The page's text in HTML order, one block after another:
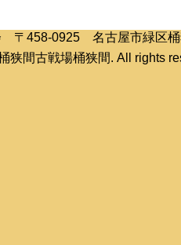
〒458-0925 名古屋市緑区
狭間古戦場桶狭間. All rights